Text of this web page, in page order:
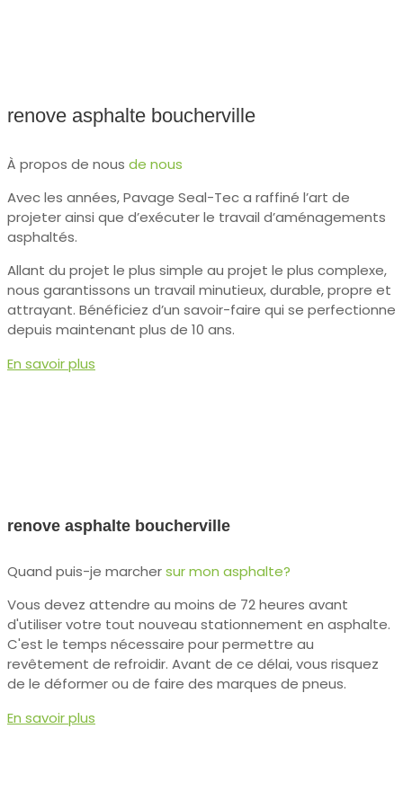
renove asphalte boucherville
À propos de nous de nous
Avec les années, Pavage Seal-Tec a raffiné l’art de
projeter ainsi que d’exécuter le travail d’aménagements
asphaltés.
Allant du projet le plus simple au projet le plus complexe,
nous garantissons un travail minutieux, durable, propre et
attrayant. Bénéficiez d’un savoir-faire qui se perfectionne
depuis maintenant plus de 10 ans.
En savoir plus
renove asphalte boucherville
Quand puis-je marchersur mon asphalte?
Vous devez attendre au moins de 72 heures avant
d'utiliser votre tout nouveau stationnement en asphalte.
C'est le temps nécessaire pour permettre au
revêtement de refroidir. Avant de ce délai, vous risquez
de le déformer ou de faire des marques de pneus.
En savoir plus